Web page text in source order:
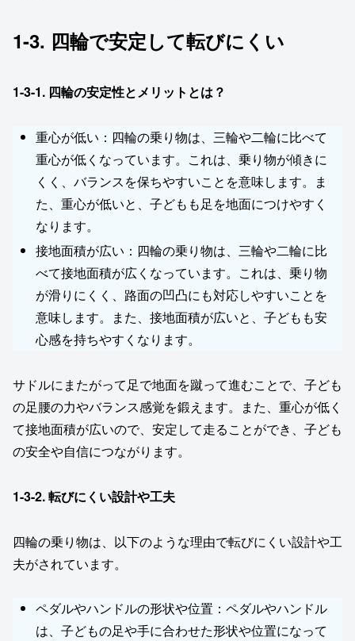
1-3. 四輪で安定して転びにくい
1-3-1. 四輪の安定性とメリットとは？
重心が低い：四輪の乗り物は、三輪や二輪に比べて
重心が低くなっています。これは、乗り物が傾きに
くく、バランスを保ちやすいことを意味します。ま
た、重心が低いと、子どもも足を地面につけやすく
なります。
接地面積が広い：四輪の乗り物は、三輪や二輪に比
べて接地面積が広くなっています。これは、乗り物
が滑りにくく、路面の凹凸にも対応しやすいことを
意味します。また、接地面積が広いと、子どもも安
心感を持ちやすくなります。
サドルにまたがって足で地面を蹴って進むことで、子ども
の足腰の力やバランス感覚を鍛えます。また、重心が低く
て接地面積が広いので、安定して走ることができ、子ども
の安全や自信につながります。
1-3-2.転びにくい設計や工夫
四輪の乗り物は、以下のような理由で転びにくい設計や工
夫がされています。
ペダルやハンドルの形状や位置：ペダルやハンドル
は、子どもの足や手に合わせた形状や位置になって